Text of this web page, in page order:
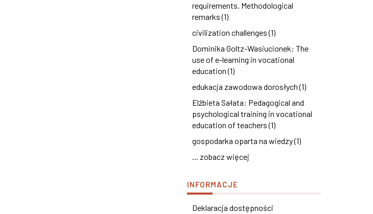
requirements. Methodological
remarks (1)
civilization challenges (1)
Dominika Goltz-Wasiucionek: The
use of e-learning in vocational
education (1)
edukacja zawodowa dorosłych (1)
Elżbieta Sałata: Pedagogical and
psychological training in vocational
education of teachers (1)
gospodarka oparta na wiedzy (1)
... zobacz więcej
INFORMACJE
Deklaracja dostępności